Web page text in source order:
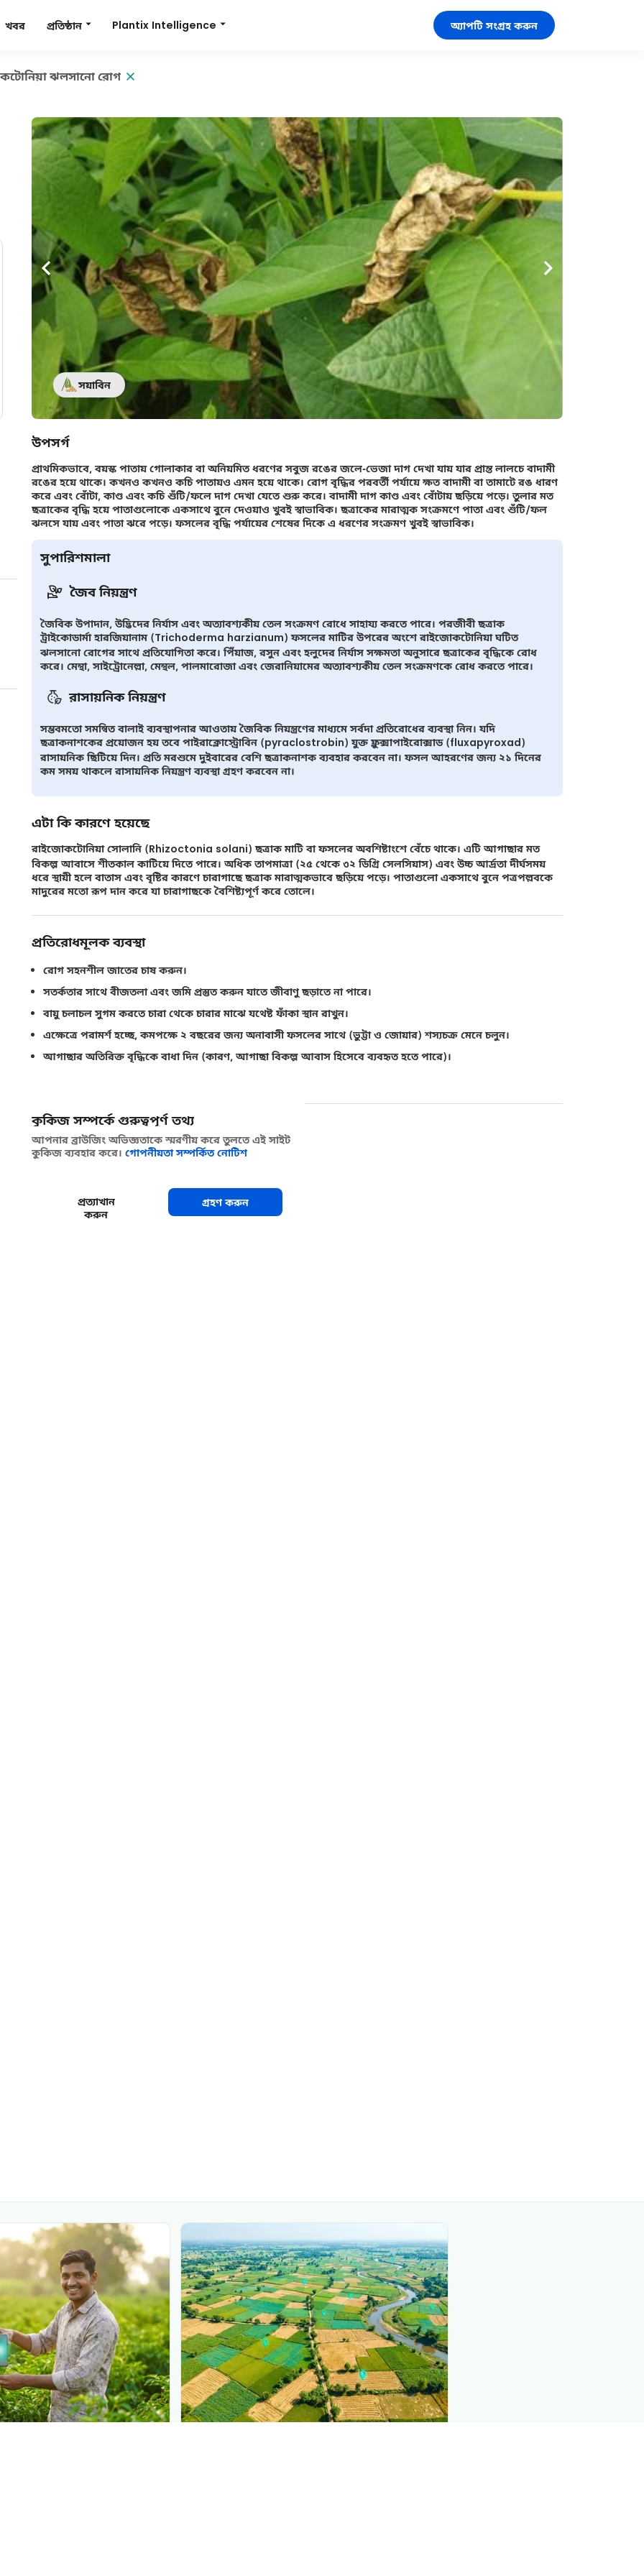
খবর প্রতিষ্ঠান Plantix Intelligence অ্যাপটি সংগ্রহ করুন
ঝলসানো রোগ
সয়াবিন
উপসর্গ
প্রাথমিকভাবে, বয়স্ক পাতায় গোলাকার বা অনিয়মিত ধরণের সবুজ রঙের জলে-ভেজা দাগ দেখা যায় যার প্রান্ত লালচে বাদামী
রঙের হয়ে থাকে। কখনও কখনও কচি পাতায়ও এমন হয়ে থাকে। রোগ বৃদ্ধির পরবর্তী পর্যায়ে ক্ষত বাদামী বা তামাটে রঙ ধারণ
করে এবং বোঁটা, কাণ্ড এবং কচি শুঁটি/ফলে দাগ দেখা যেতে শুরু করে। বাদামী দাগ কাণ্ড এবং বোঁটায় ছড়িয়ে পড়ে। তুলার মত
ছত্রাকের বৃদ্ধি হয়ে পাতাগুলোকে একসাথে বুনে দেওয়াও খুবই স্বাভাবিক। ছত্রাকের মারাত্মক সংক্রমণে পাতা এবং শুঁটি/ফল
ঝলসে যায় এবং পাতা ঝরে পড়ে। ফসলের বৃদ্ধি পর্যায়ের শেষের দিকে এ ধরণের সংক্রমণ খুবই স্বাভাবিক।
সুপারিশমালা
জৈব নিয়ন্ত্রণ
জৈবিক উপাদান, উদ্ভিদের নির্যাস এবং অত্যাবশ্যকীয় তেল সংক্রমণ রোধে সাহায্য করতে পারে। পরজীবী ছত্রাক
ট্রাইকোডার্মা হারজিয়ানাম (Trichoderma harzianum) ফসলের মাটির উপরের অংশে রাইজোকটোনিয়া ঘটিত
ঝলসানো রোগের সাথে প্রতিযোগিতা করে। পিঁয়াজ, রসুন এবং হলুদের নির্যাস সক্ষমতা অনুসারে ছত্রাকের বৃদ্ধিকে রোধ
করে। মেন্থা, সাইট্রোনেল্লা, মেন্থল, পালমারোজা এবং জেরানিয়ামের অত্যাবশ্যকীয় তেল সংক্রমণকে রোধ করতে পারে।
রাসায়নিক নিয়ন্ত্রণ
সম্ভবমতো সমন্বিত বালাই ব্যবস্থাপনার আওতায় জৈবিক নিয়ন্ত্রণের মাধ্যমে সর্বদা প্রতিরোধের ব্যবস্থা নিন। যদি
ছত্রাকনাশকের প্রয়োজন হয় তবে পাইরাক্লোস্ট্রোবিন (pyraclostrobin) যুক্ত ফ্লুক্সাপাইরোক্সাড (fluxapyroxad)
রাসায়নিক ছিটিয়ে দিন। প্রতি মরশুমে দুইবারের বেশি ছত্রাকনাশক ব্যবহার করবেন না। ফসল আহরণের জন্য ২১ দিনের
কম সময় থাকলে রাসায়নিক নিয়ন্ত্রণ ব্যবস্থা গ্রহণ করবেন না।
এটা কি কারণে হয়েছে
রাইজোকটোনিয়া সোলানি (Rhizoctonia solani) ছত্রাক মাটি বা ফসলের অবশিষ্টাংশে বেঁচে থাকে। এটি আগাছার মত
বিকল্প আবাসে শীতকাল কাটিয়ে দিতে পারে। অধিক তাপমাত্রা (২৫ থেকে ৩২ ডিগ্রি সেলসিয়াস) এবং উচ্চ আর্দ্রতা দীর্ঘসময়
ধরে স্থায়ী হলে বাতাস এবং বৃষ্টির কারণে চারাগাছে ছত্রাক মারাত্মকভাবে ছড়িয়ে পড়ে। পাতাগুলো একসাথে বুনে পত্রপল্লবকে
মাদুরের মতো রূপ দান করে যা চারাগাছকে বৈশিষ্ট্যপূর্ণ করে তোলে।
প্রতিরোধমূলক ব্যবস্থা
রোগ সহনশীল জাতের চাষ করুন।
সতর্কতার সাথে বীজতলা এবং জমি প্রস্তুত করুন যাতে জীবাণু ছড়াতে না পারে।
বায়ু চলাচল সুগম করতে চারা থেকে চারার মাঝে যথেষ্ট ফাঁকা স্থান রাখুন।
এক্ষেত্রে পরামর্শ হচ্ছে, কমপক্ষে ২ বছরের জন্য অনাবাসী ফসলের সাথে (ভুট্টা ও জোয়ার) শস্যচক্র মেনে চলুন।
আগাছার অতিরিক্ত বৃদ্ধিকে বাধা দিন (কারণ, আগাছা বিকল্প আবাস হিসেবে ব্যবহৃত হতে পারে)।
শেয়ার করুন
কুকিজ সম্পর্কে গুরুত্বপূর্ণ তথ্য
আপনার ব্রাউজিং অভিজ্ঞতাকে স্মরণীয় করে তুলতে এই সাইট
কুকিজ ব্যবহার করে। গোপনীয়তা সম্পর্কিত নোটিশ
প্রত্যাখান
করুন
গ্রহণ করুন